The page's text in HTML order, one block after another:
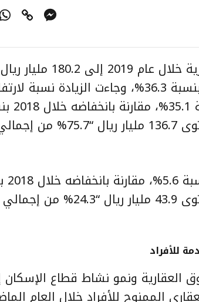
مقارنة بانخفاضها خلال 2018 بنسبة 36.3%، وجاءت الزيادة
ليستقر بنهاية العام عند مستوى 136.7
ليستقر بنهاية العام عند مستوى 43.9 مليار
العقارية ونمو نشاط قطاع الإسكان